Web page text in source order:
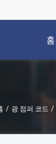
홈
/ 광 점퍼 코드 /